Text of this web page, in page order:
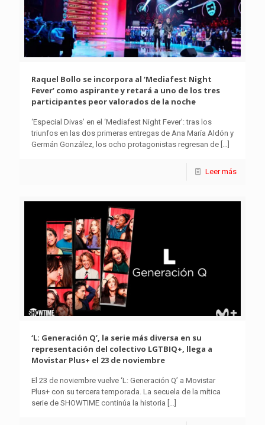
Raquel Bollo se incorpora al ‘Mediafest Night
Fever’ como aspirante y retará a uno de los tres
participantes peor valorados de la noche
‘Especial Divas’ en el ‘Mediafest Night Fever’: tras los
triunfos en las dos primeras entregas de Ana María Aldón y
Germán González, los ocho protagonistas regresan de […]
Leer más
‘L: Generación Q’, la serie más diversa en su
representación del colectivo LGTBIQ+, llega a
Movistar Plus+ el 23 de noviembre
El 23 de noviembre vuelve ‘L: Generación Q’ a Movistar
Plus+ con su tercera temporada. La secuela de la mítica
serie de SHOWTIME continúa la historia […]